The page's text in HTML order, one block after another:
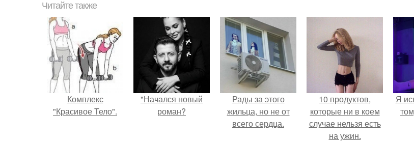
Читайте также
Комплекс
"Красивое Тело".
"Начался новый
роман?
Рады за этого
жильца, но не от
всего сердца.
10 продуктов,
которые ни в коем
случае нельзя есть
на ужин.
Я